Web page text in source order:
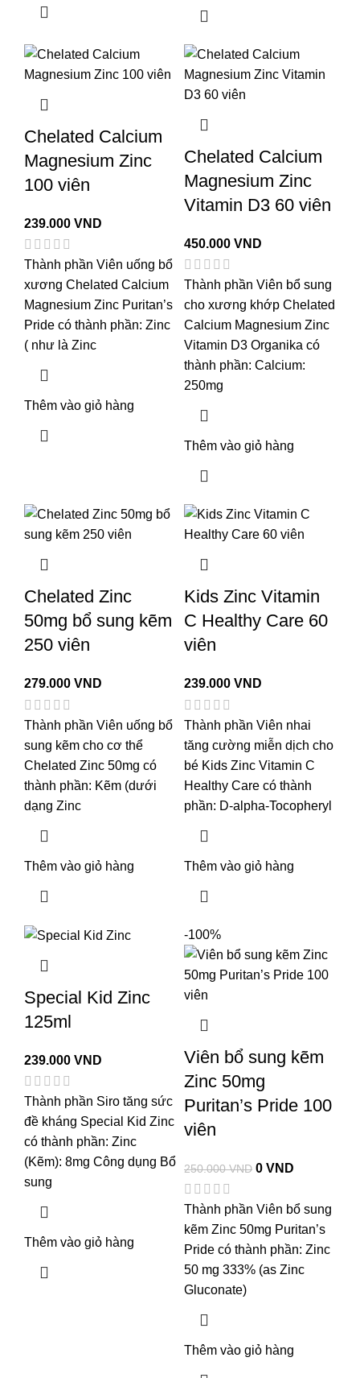
Chelated Calcium
Magnesium Zinc
100 viên
239.000 VND
Thành phần Viên uống bổ
xương Chelated Calcium
Magnesium Zinc Puritan’s
Pride có thành phần: Zinc
( như là Zinc
Thêm vào giỏ hàng
Chelated Calcium
Magnesium Zinc
Vitamin D3 60 viên
450.000 VND
Thành phần Viên bổ sung
cho xương khớp Chelated
Calcium Magnesium Zinc
Vitamin D3 Organika có
thành phần: Calcium:
250mg
Thêm vào giỏ hàng
Chelated Zinc
50mg bổ sung kẽm
250 viên
279.000 VND
Thành phần Viên uống bổ
sung kẽm cho cơ thể
Chelated Zinc 50mg có
thành phần: Kẽm (dưới
dạng Zinc
Thêm vào giỏ hàng
Kids Zinc Vitamin
C Healthy Care 60
viên
239.000 VND
Thành phần Viên nhai
tăng cường miễn dịch cho
bé Kids Zinc Vitamin C
Healthy Care có thành
phần: D-alpha-Tocopheryl
Thêm vào giỏ hàng
Special Kid Zinc
125ml
239.000 VND
Thành phần Siro tăng sức
đề kháng Special Kid Zinc
có thành phần: Zinc
(Kẽm): 8mg Công dụng Bổ
sung
Thêm vào giỏ hàng
-100%
Viên bổ sung kẽm
Zinc 50mg
Puritan’s Pride 100
viên
250.000VND 0 VND
Thành phần Viên bổ sung
kẽm Zinc 50mg Puritan’s
Pride có thành phần: Zinc
50 mg 333% (as Zinc
Gluconate)
Thêm vào giỏ hàng